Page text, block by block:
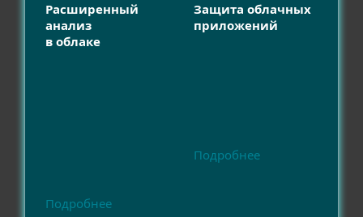
Расширенный
анализ
в облаке
Подробнее
Защита облачных
приложений
Подробнее